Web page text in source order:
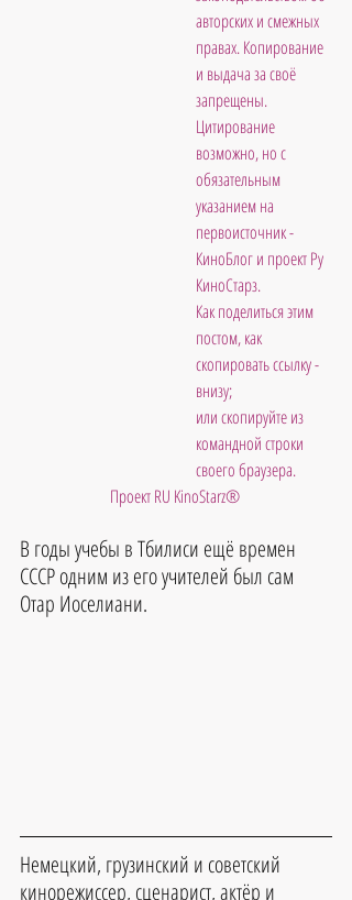
авторских и смежных
правах. Копирование
и выдача за своё
запрещены.
Цитирование
возможно, но с
обязательным
указанием на
первоисточник -
КиноБлог и проект Ру
КиноСтарз.
Как поделиться этим
постом, как
скопировать ссылку -
внизу;
или скопируйте из
командной строки
своего браузера.
Проект RU KinoStarz®
В годы учебы в Тбилиси ещё времен
СССР одним из его учителей был сам
Отар Иоселиани.
Немецкий, грузинский и советский
кинорежиссер, сценарист, актёр и